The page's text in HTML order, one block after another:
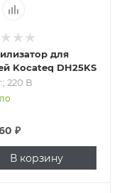
для
Kocateq DH25KS
220 В
₽
В корзину